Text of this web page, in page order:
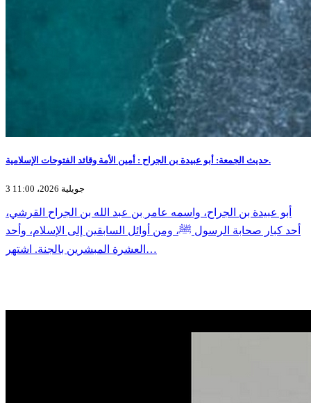
حديث الجمعة: أبو عبيدة بن الجراح : أمين الأمة وقائد الفتوحات الإسلامية.
3 جويلية 2026، 11:00
أبو عبيدة بن الجراح، واسمه عامر بن عبد الله بن الجراح القرشي،
أحد كبار صحابة الرسول ﷺ، ومن أوائل السابقين إلى الإسلام، وأحد
العشرة المبشرين بالجنة. اشتهر…